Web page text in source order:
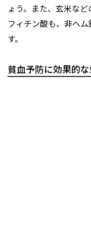
ょう。また、玄米な
フィチン酸も、非ヘ
す。
貧血予防に効果的